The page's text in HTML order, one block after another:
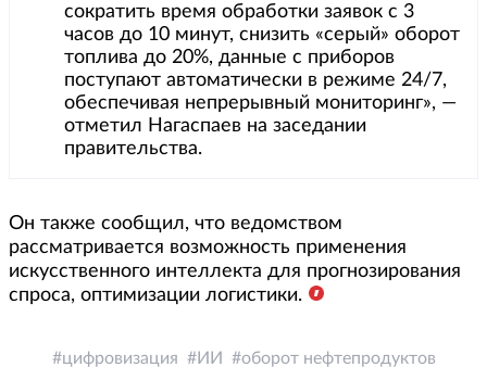
сократить время обработки заявок с 3
часов до 10 минут, снизить «серый» оборот
топлива до 20%, данные с приборов
поступают автоматически в режиме 24/7,
обеспечивая непрерывный мониторинг», —
отметил Нагаспаев на заседании
правительства.
Он также сообщил, что ведомством
рассматривается возможность применения
искусственного интеллекта для прогнозирования
спроса, оптимизации логистики.
цифровизация ИИ оборот нефтепродуктов